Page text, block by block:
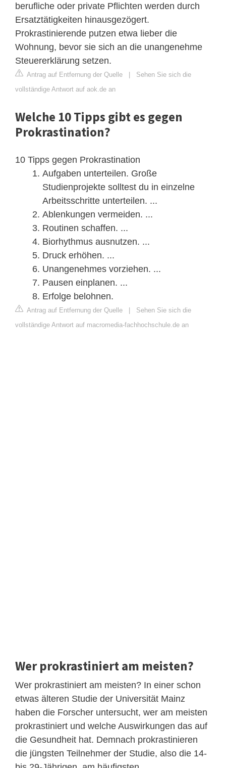
berufliche oder private Pflichten werden durch
Ersatztätigkeiten hinausgezögert.
Prokrastinierende putzen etwa lieber die
Wohnung, bevor sie sich an die unangenehme
Steuererklärung setzen.
Antrag auf Entfernung der Quelle | Sehen Sie sich die
vollständige Antwort auf aok.de an
Welche 10 Tipps gibt es gegen
Prokrastination?
10 Tipps gegen Prokrastination
Aufgaben unterteilen. Große
Studienprojekte solltest du in einzelne
Arbeitsschritte unterteilen. ...
Ablenkungen vermeiden. ...
Routinen schaffen. ...
Biorhythmus ausnutzen. ...
Druck erhöhen. ...
Unangenehmes vorziehen. ...
Pausen einplanen. ...
Erfolge belohnen.
Antrag auf Entfernung der Quelle | Sehen Sie sich die
vollständige Antwort auf macromedia-fachhochschule.de an
Wer prokrastiniert am meisten?
Wer prokrastiniert am meisten? In einer schon
etwas älteren Studie der Universität Mainz
haben die Forscher untersucht, wer am meisten
prokrastiniert und welche Auswirkungen das auf
die Gesundheit hat. Demnach prokrastinieren
die jüngsten Teilnehmer der Studie, also die 14-